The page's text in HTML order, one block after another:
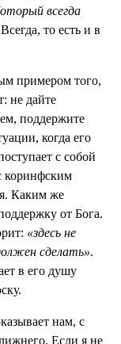
всегда
то есть и в
примером того,
не дайте
поддержите
когда его
с собой
коринфским
Каким же
от Бога.
«здесь не
сделать».
в его душу
нам, с
Если я не